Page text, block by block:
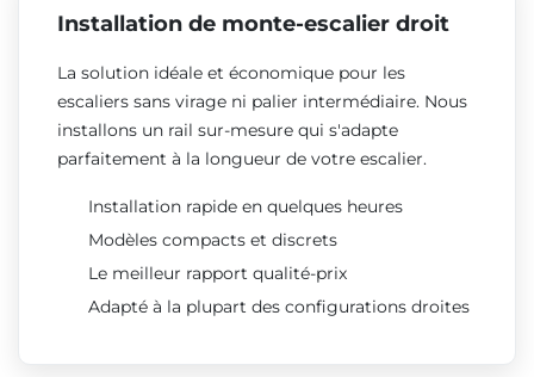
Installation de monte-escalier droit
La solution idéale et économique pour les
escaliers sans virage ni palier intermédiaire. Nous
installons un rail sur-mesure qui s'adapte
parfaitement à la longueur de votre escalier.
Installation rapide en quelques heures
Modèles compacts et discrets
Le meilleur rapport qualité-prix
Adapté à la plupart des configurations droites